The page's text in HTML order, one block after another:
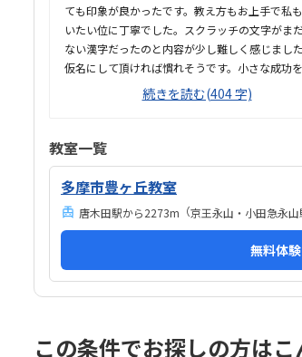
ても印象が良かったです。教え方もお上手で私
いたい位に丁寧でした。スクラッチの文字がま
ない漢字だったのと内容が少し難しく感じまし
仮名にして頂ければ慣れそうです。小さな成功
与えて欲しいです。雨でしたが保育園から徒歩、
ス、自転車で通えるため問題ないです。勿論、も
パクトですがIT企業の応接間らしく遊び心があり
で良かったです。トイレも近く安心です。ロボ
と比較すればリーズナブルですが気持ち安くなる
える妥当かも知れません。土屋先生が安定感が
た。娘も気に入った様子で体験後に予約するよ
希望、小さな成功を沢山させ...
続きを読む(404 字)
教室一覧
多摩市豊ヶ丘教室
唐木田駅から2273m （京王永山・小田急永
無料体
この条件でお探しの方はこ